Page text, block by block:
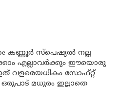
കണ്ണൂർ സ്പെഷ്യൽ നല്ല
എല്ലാവർക്കും ഈയൊരു
വളരെയധികം സോഫ്റ്റ്
മധുരം ഇല്ലാതെ